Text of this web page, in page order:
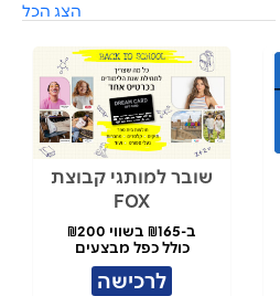
הצג הכל
שובר למותגי קבוצת
FOX
ב-₪165 בשווי ₪200
כולל כפל מבצעים
לרכישה